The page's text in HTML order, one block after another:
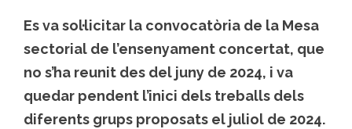
Es va sol·licitar la convocatòria de la Mesa
sectorial de l’ensenyament concertat, que
no s’ha reunit des del juny de 2024, i va
quedar pendent l’inici dels treballs dels
diferents grups proposats el juliol de 2024.